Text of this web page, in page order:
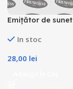
Emițător de
FS8In stoc
28,00 lei